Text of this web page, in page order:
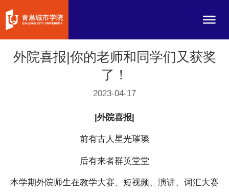
外院喜报|你的老师和同学们又获奖
了！
2023-04-17
|外院喜报|
前有古人星光璀璨
后有来者群英堂堂
本学期外院师生在教学大赛、短视频、演讲、词汇大赛